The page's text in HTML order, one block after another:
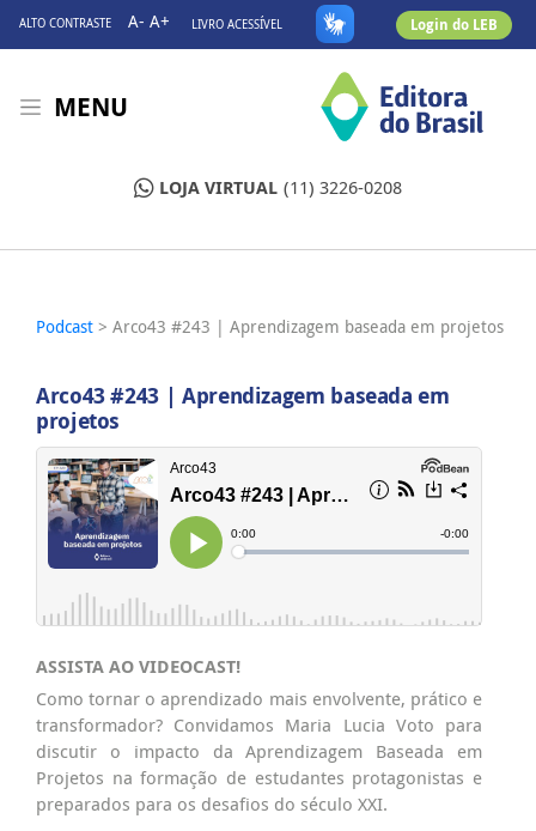
ALTO CONTRASTE A- A+ LIVRO ACESSÍVEL Login do LEB
MENU
LOJA VIRTUAL (11) 3226-0208
Podcast > Arco43 #243 | Aprendizagem baseada em projetos
Arco43 #243 | Aprendizagem baseada em
projetos
ASSISTA AO VIDEOCAST!
Como tornar o aprendizado mais envolvente, prático e
transformador? Convidamos Maria Lucia Voto para
discutir o impacto da Aprendizagem Baseada em
Projetos na formação de estudantes protagonistas e
preparados para os desafios do século XXI.